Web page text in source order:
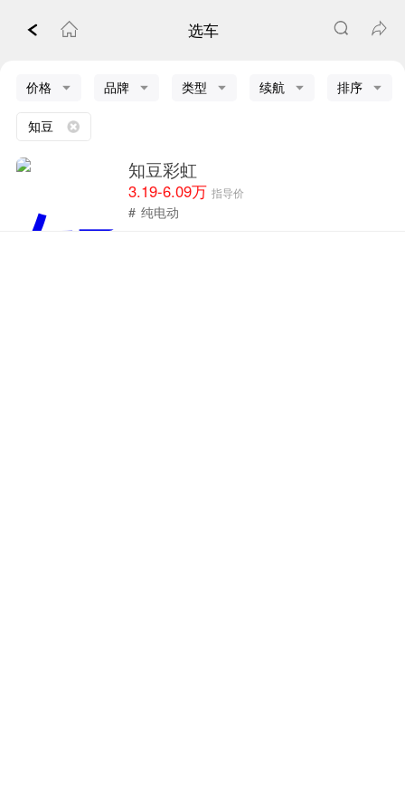
选车
价格 品牌 类型 续航 排序
知豆
知豆彩虹
3.19-6.09万指导价
# 纯电动